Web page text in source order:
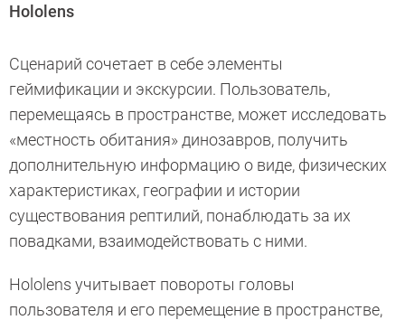
Hololens
Сценарий сочетает в себе элементы
геймификации и экскурсии. Пользователь,
перемещаясь в пространстве, может исследовать
«местность обитания» динозавров, получить
дополнительную информацию о виде, физических
характеристиках, географии и истории
существования рептилий, понаблюдать за их
повадками, взаимодействовать с ними.
Hololens учитывает повороты головы
пользователя и его перемещение в пространстве,